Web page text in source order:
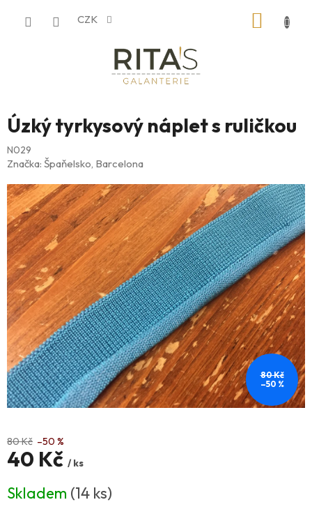
CZK
Úzký tyrkysový náplet s ruličkou
N029
Značka: Špaňelsko, Barcelona
80 Kč
–50 %
80 Kč –50 %
40 Kč / ks
cena:
Skladem (14 ks)